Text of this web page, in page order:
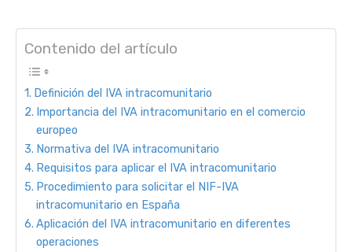
Contenido del artículo
Definición del IVA intracomunitario
Importancia del IVA intracomunitario en el comercio
europeo
Normativa del IVA intracomunitario
Requisitos para aplicar el IVA intracomunitario
Procedimiento para solicitar el NIF-IVA
intracomunitario en España
Aplicación del IVA intracomunitario en diferentes
operaciones